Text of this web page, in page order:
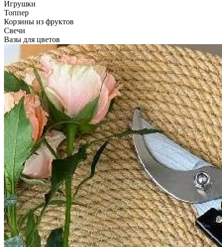
Игрушки
Топпер
Корзины из фруктов
Свечи
Вазы для цветов